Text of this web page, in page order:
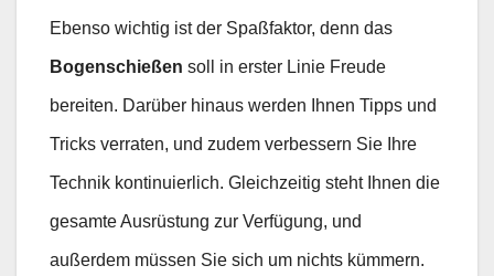
Ebenso wichtig ist der Spaßfaktor, denn das
Bogenschießen soll in erster Linie Freude
bereiten. Darüber hinaus werden Ihnen Tipps und
Tricks verraten, und zudem verbessern Sie Ihre
Technik kontinuierlich. Gleichzeitig steht Ihnen die
gesamte Ausrüstung zur Verfügung, und
außerdem müssen Sie sich um nichts kümmern.